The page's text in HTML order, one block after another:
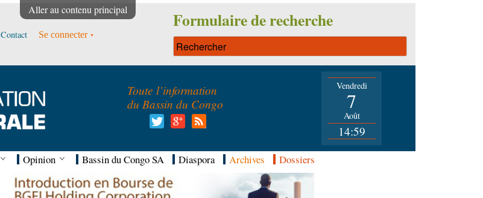
Aller au contenu principal
Contact Se connecter
Formulaire de recherche
Toute l’information
du Bassin du Congo
Vendredi
7
Août
14:59
Opinion Bassin du Congo SA Diaspora Archives Dossiers